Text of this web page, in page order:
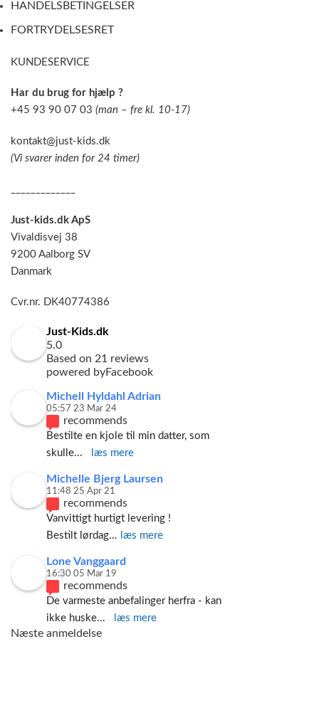
HANDELSBETINGELSER
FORTRYDELSESRET
KUNDESERVICE
Har du brug for hjælp ?
+45 93 90 07 03 (man – fre kl. 10-17)
kontakt@just-kids.dk
(Vi svarer inden for 24 timer)
Just-kids.dk ApS
Vivaldisvej 38
9200 Aalborg SV
Danmark
Cvr.nr. DK40774386
Just-Kids.dk
5.0
Based on 21 reviews
powered byFacebook
Michell Hyldahl Adrian
05:57 23 Mar 24
recommends
Bestilte en kjole til min datter, som
skulle... læs mere
Michelle Bjerg Laursen
11:48 25 Apr 21
recommends
Vanvittigt hurtigt levering !
Bestilt lørdag... læs mere
Lone Vanggaard
16:30 05 Mar 19
recommends
De varmeste anbefalinger herfra - kan
ikke huske... læs mere
Næste anmeldelse